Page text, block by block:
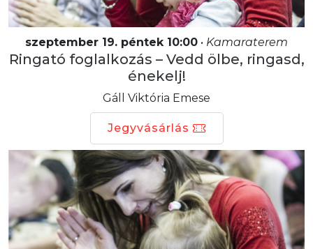
szeptember 19. péntek 10:00 • Kamaraterem
Ringató foglalkozás – Vedd ölbe, ringasd,
énekelj!
Gáll Viktória Emese
Jegyvásárlás